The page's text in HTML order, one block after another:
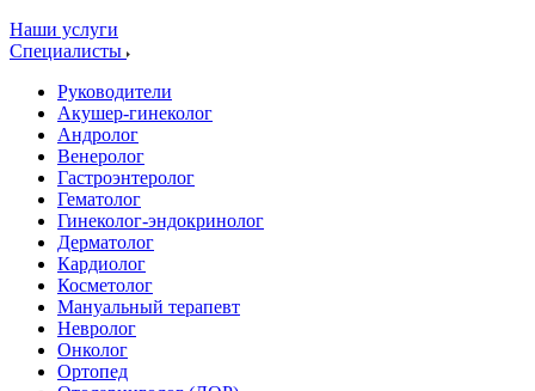
Наши услуги
Специалисты
Руководители
Акушер-гинеколог
Андролог
Венеролог
Гастроэнтеролог
Гематолог
Гинеколог-эндокринолог
Дерматолог
Кардиолог
Косметолог
Мануальный терапевт
Невролог
Онколог
Ортопед